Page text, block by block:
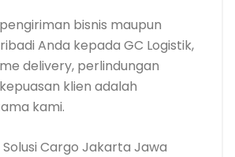
bisnis maupun
Anda kepada GC Logistik,
delivery, perlindungan
klien adalah
kami.
Solusi Cargo Jakarta Jawa